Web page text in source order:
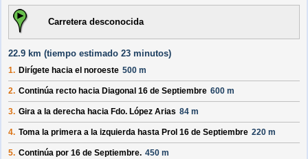
Carretera desconocida
22.9 km (tiempo estimado 23 minutos)
1. Dirígete hacia el noroeste 500 m
2. Continúa recto hacia Diagonal 16 de Septiembre 600 m
3. Gira a la derecha hacia Fdo. López Arias 84 m
4. Toma la primera a la izquierda hasta Prol 16 de Septiembre 220 m
5. Continúa por 16 de Septiembre. 450 m